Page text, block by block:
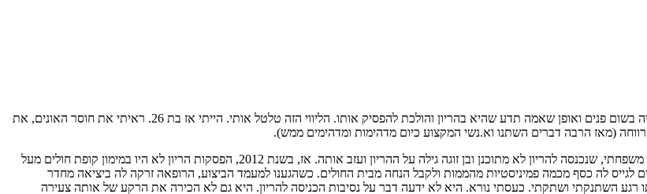
את הליווי הראשון שלי של נערה להפסקת הריון עשיתי בבית חולים, עם נערה שאסור היה בשום פנים ואופן שאמה תדע שהיא בהריון והולכת להפסיק אותו. הליווי הזה טלטל אותי. הייתי אז בת 26. ראיתי את חוסר האונים, את
(מאז הרבה דברים השתנו וא.נשי המקצוע כיום מדהימות ומדהימים ממש).
כששואלות אותי למה אני כל כך להוטה בנושא, אני נזכרת גם בצעירה בת 21, ללא עורף משפחתי, שנכנסה להריון לא מתוכנן ובן זוגה גילה על ההריון ועזב אותה. אז, בשנת 2012, הפסקות הריון לא היו במימון קופת חולים מעל
לגייס לה כסף מכמה פמיניסטיות מהממות ולקבל הנחה מבית החולים. כשהגענו למעמד הביצוע, הרופאה זרקה לה ביציאה מחדר
השתנקתי ושתקתי. כעסתי נורא. היא לא ידעה דבר על נסיבות הכניסה להריון. היא גם לא הכירה את הרקע של אותה צעירה